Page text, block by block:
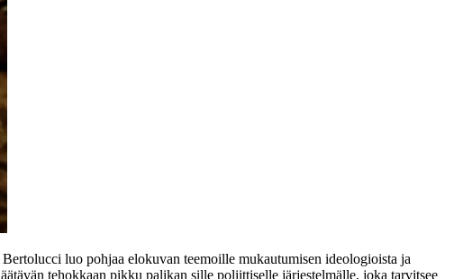
luo pohjaa elokuvan teemoille mukautumisen ideologioista ja
tehokkaan pikku palikan sille poliittiselle järjestelmälle, joka tarvitsee